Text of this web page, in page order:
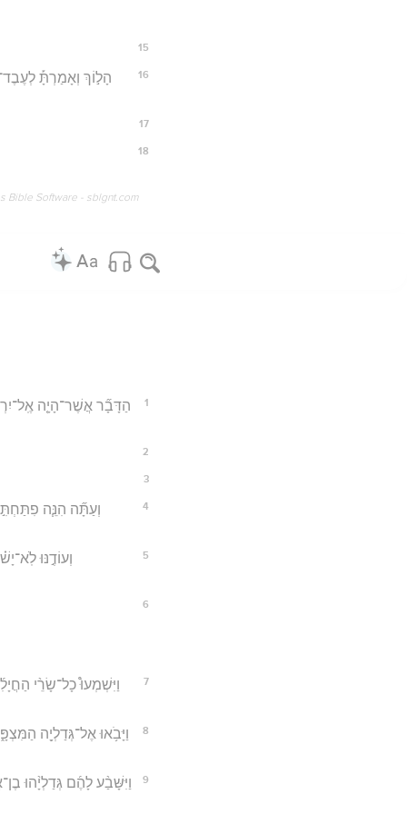
15
16
הָל֣וֹךְ וְאָמַרְתָּ֡
17
18
Bible Software - sblgnt.com
1
הַדָּבָ֞ר אֲשֶׁר־הָיָ֤ה
2
3
4
וְעַתָּ֞ה הִנֵּ֧ה
5
וְעוֹדֶ֣נּוּ
6
7
וַיִּשְׁמְעוּ֩ כָל־שָׂרֵ֨י
8
וַיָּבֹ֥אוּ אֶל־גְּדַלְיָ֖ה
9
וַיִּשָּׁבַ֨ע לָהֶ֜ם גְּדַלְיָ֨הוּ